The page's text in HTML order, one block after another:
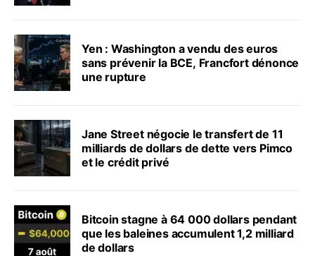
Yen : Washington a vendu des euros
sans prévenir la BCE, Francfort dénonce
une rupture
Jane Street négocie le transfert de 11
milliards de dollars de dette vers Pimco
et le crédit privé
Bitcoin stagne à 64 000 dollars pendant
que les baleines accumulent 1,2 milliard
de dollars